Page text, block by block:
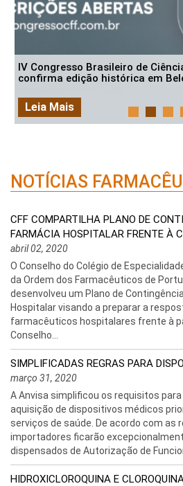
IV Congresso Brasileiro de
confirma edição histórica em
Leia Mais
NOTÍCIAS
CFF COMPARTILHA PLANO DE
FARMÁCIA HOSPITALAR FRENTE À
abril 02, 2020
O Conselho do Colégio de
da Ordem dos Farmacêuticos de
desenvolveu um Plano de
Hospitalar visando a preparar a
farmacêuticos hospitalares frente à
Conselho...
SIMPLIFICADAS REGRAS PARA
março 31, 2020
A Anvisa simplificou os requisitos
aquisição de dispositivos médicos
serviços de saúde. De acordo com as
importadores ficarão
dispensados de Autorização de
HIDROXICLOROQUINA E